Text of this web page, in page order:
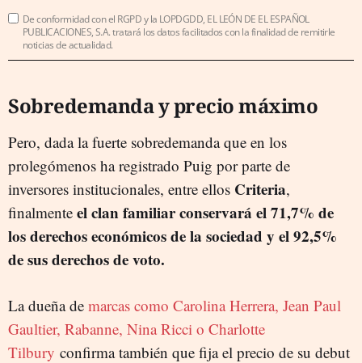
De conformidad con el RGPD y la LOPDGDD, EL LEÓN DE EL ESPAÑOL
PUBLICACIONES, S.A. tratará los datos facilitados con la finalidad de remitirle
noticias de actualidad.
Sobredemanda y precio máximo
Pero, dada la fuerte sobredemanda que en los
prolegómenos ha registrado Puig por parte de
inversores institucionales, entre ellos Criteria,
finalmente el clan familiar conservará el 71,7% de
los derechos económicos de la sociedad y el 92,5%
de sus derechos de voto.
La dueña de marcas como Carolina Herrera, Jean Paul
Gaultier, Rabanne, Nina Ricci o Charlotte
Tilbury confirma también que fija el precio de su debut